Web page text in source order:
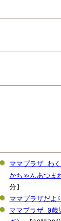
ママプラザ わ
かちゃんあつま
分]
ママプラザだよ
ママプラザ 0歳